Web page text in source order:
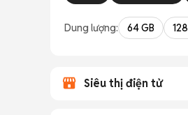
Dung lượng: 64 GB
Siêu thị điện tử